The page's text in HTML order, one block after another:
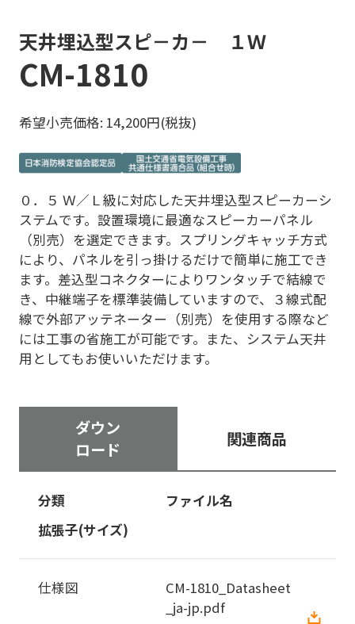
天井埋込型スピ－カ－ １Ｗ
CM-1810
希望小売価格: 14,200円(税抜)
０．５ Ｗ／Ｌ級に対応した天井埋込型スピーカーシ
ステムです。設置環境に最適なスピーカーパネル
（別売）を選定できます。スプリングキャッチ方式
により、パネルを引っ掛けるだけで簡単に施工でき
ます。差込型コネクターによりワンタッチで結線で
き、中継端子を標準装備していますので、３線式配
線で外部アッテネーター（別売）を使用する際など
には工事の省施工が可能です。また、システム天井
用としてもお使いいただけます。
ダウン
ロード
関連商品
分類
ファイル名
拡張子(サイズ)
仕様図
CM-1810_Datasheet
_ja-jp.pdf